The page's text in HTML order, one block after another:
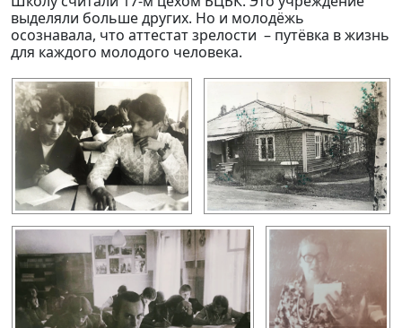
выделяли больше других. Но и молодёжь
осознавала, что аттестат зрелости – путёвка в жизнь
для каждого молодого человека.